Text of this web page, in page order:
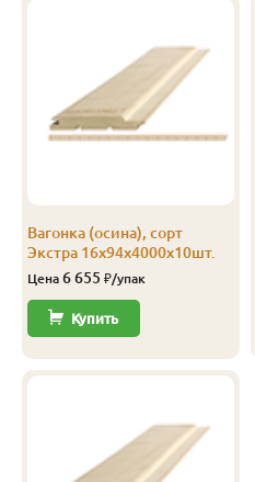
Вагонка (осина), сорт
Экстра 16х94х4000х10шт.
Цена 6 655 ₽/упак
Купить